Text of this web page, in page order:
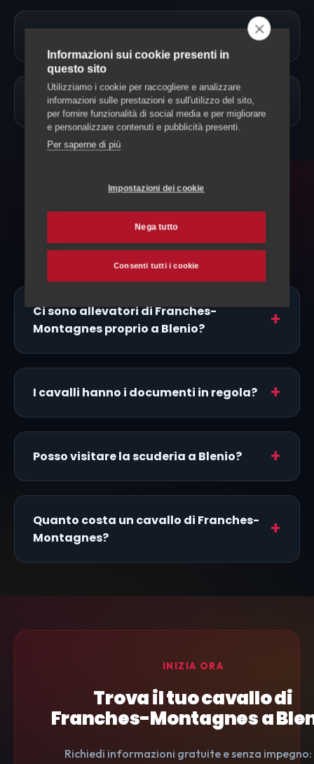
Allevamento Cavalli
Domande frequenti
Ci sono allevatori di Franches-
Montagnes proprio a Blenio?
I cavalli hanno i documenti in regola?
Posso visitare la scuderia a Blenio?
Quanto costa un cavallo di Franches-
Montagnes?
INIZIA ORA
Trova il tuo cavallo di
Franches-Montagnes a
Richiedi informazioni gratuite e senza
Informazioni sui cookie presenti in
questo sito
Utilizziamo i cookie per raccogliere e analizzare
informazioni sulle prestazioni e sull'utilizzo del sito,
per fornire funzionalità di social media e per migliorare
e personalizzare contenuti e pubblicità presenti.
Per saperne di più
Impostazioni dei cookie
Nega tutto
Consenti tutti i cookie